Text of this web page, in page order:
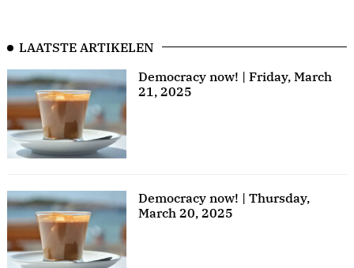
LAATSTE ARTIKELEN
Democracy now! | Friday, March
21, 2025
Democracy now! | Thursday,
March 20, 2025